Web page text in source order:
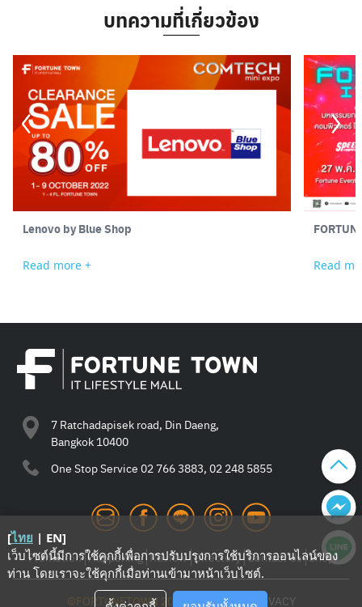
บทความที่เกี่ยวข้อง
Lenovo by Blue Shop
Read more + Read
7 Ratchadapisek road, Din Daeng,
Bangkok 10400
One Stop Service 02 766 3883, 02 248 5855
Promotion Happening Review Directory Contact Us Shop
©FORTUNETOWN 2021—TERMS—PRIVACY
[ไทย | EN]
เว็บไซต์นี้มีการใช้คุกกี้เพื่อการปรับปรุงการใช้บริการออนไลน์ของ
ท่าน โดยเราจะใช้คุกกี้เมื่อท่านเข้ามาหน้าเว็บไซต์.